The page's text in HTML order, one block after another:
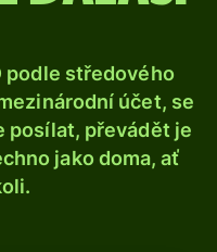
podle středového
účet, se
posílat, převádět je
jako doma, ať